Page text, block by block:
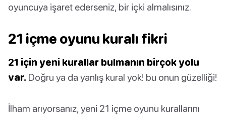
oyuncuya işaret ederseniz, bir içki almalısınız.
21 içme oyunu kuralı fikri
21 için yeni kurallar bulmanın birçok yolu
var. Doğru ya da yanlış kural yok! bu onun güzelliği!
İlham arıyorsanız, yeni 21 içme oyunu kurallarını